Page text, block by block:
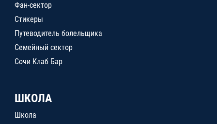
Фан-сектор
Стикеры
Путеводитель болельщика
Семейный сектор
Сочи Клаб Бар
ШКОЛА
Школа